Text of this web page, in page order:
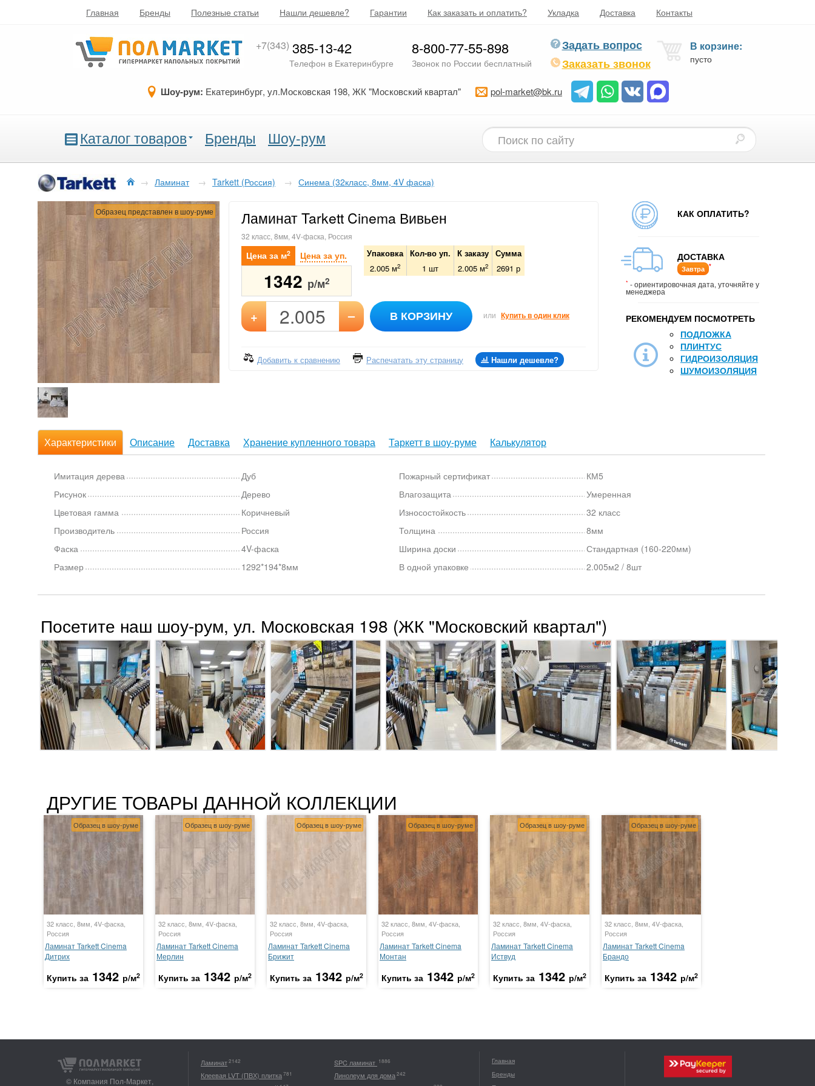
Главная Бренды Полезные статьи Нашли дешевле? Гарантии Как заказать и оплатить? Укладка Доставка Контакты
+7(343) 385-13-42
Телефон в Екатеринбурге
8-800-77-55-898
Звонок по России бесплатный
Задать вопрос
Заказать звонок
В корзине:
пусто
Шоу-рум: Екатеринбург, ул.Московская 198, ЖК "Московский квартал" pol-market@bk.ru
Каталог товаров Бренды Шоу-рум
→ Ламинат → Tarkett (Россия) → Синема (32класс, 8мм, 4V фаска)
Образец представлен в шоу-руме Ламинат Tarkett Cinema Вивьен
32 класс, 8мм, 4V-фаска, Россия
Цена за м2 Цена за уп.
1342 р/м2
Упаковка Кол-во уп. К заказу Сумма
2.005 м2 1 шт 2.005 м2 2691 р
+ – В КОРЗИНУ или Купить в один клик
Добавить к сравнению Распечатать эту страницу Нашли дешевле?
КАК ОПЛАТИТЬ?
ДОСТАВКА
Завтра *
* - ориентировочная дата, уточняйте у
менеджера
РЕКОМЕНДУЕМ ПОСМОТРЕТЬ
ПОДЛОЖКА
ПЛИНТУС
ГИДРОИЗОЛЯЦИЯ
ШУМОИЗОЛЯЦИЯ
Характеристики Описание Доставка Хранение купленного товара Таркетт в шоу-руме Калькулятор
Имитация дерева
Дуб
Рисунок
Дерево
Цветовая гамма
Коричневый
Производитель
Россия
Фаска
4V-фаска
Размер
1292*194*8мм
Пожарный сертификат
КМ5
Влагозащита
Умеренная
Износостойкость
32 класс
Толщина
8мм
Ширина доски
Стандартная (160-220мм)
В одной упаковке
2.005м2 / 8шт
Посетите наш шоу-рум, ул. Московская 198 (ЖК "Московский квартал")
ДРУГИЕ ТОВАРЫ ДАННОЙ КОЛЛЕКЦИИ
Образец в шоу-руме
32 класс, 8мм, 4V-фаска,
Россия
Ламинат Tarkett Cinema
Дитрих
Купить за 1342 р/м2
Образец в шоу-руме
32 класс, 8мм, 4V-фаска,
Россия
Ламинат Tarkett Cinema
Мерлин
Купить за 1342 р/м2
Образец в шоу-руме
32 класс, 8мм, 4V-фаска,
Россия
Ламинат Tarkett Cinema
Брижит
Купить за 1342 р/м2
Образец в шоу-руме
32 класс, 8мм, 4V-фаска,
Россия
Ламинат Tarkett Cinema
Монтан
Купить за 1342 р/м2
Образец в шоу-руме
32 класс, 8мм, 4V-фаска,
Россия
Ламинат Tarkett Cinema
Иствуд
Купить за 1342 р/м2
Образец в шоу-руме
32 класс, 8мм, 4V-фаска,
Россия
Ламинат Tarkett Cinema
Брандо
Купить за 1342 р/м2
© Компания Пол-Маркет,
Ламинат2142 SPC ламинат 1886
Клеевая LVT (ПВХ) плитка781 Линолеум для дома242
Главная
Бренды